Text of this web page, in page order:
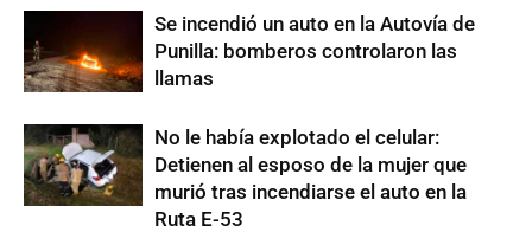
Se incendió un auto en la Autovía de
Punilla: bomberos controlaron las
llamas
No le había explotado el celular:
Detienen al esposo de la mujer que
murió tras incendiarse el auto en la
Ruta E-53